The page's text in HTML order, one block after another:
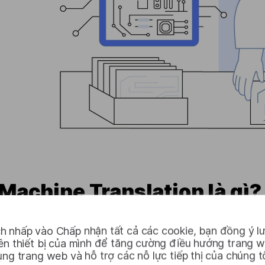
nhấp vào Chấp nhận tất cả các cookie, bạn đồng ý
thiết bị của mình để tăng cường điều hướng trang
trang web và hỗ trợ các nỗ lực tiếp thị của chúng
Translation là gì?
Dịch máy (MT)
là một công nghệ tự động chuyển đổi
cách sử dụng các kỹ thuật tính toán tiên tiến.
nền tảng hàng đầu trong lĩnh vực này, sử dụng